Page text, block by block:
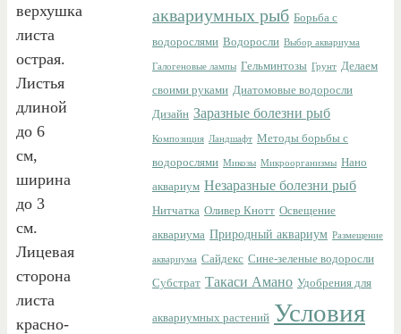
верхушка
листа
острая.
Листья
длиной
до 6
см,
ширина
до 3
см.
Лицевая
сторона
листа
красно-
аквариумных рыб Борьба с
водорослями Водоросли Выбор аквариума
Галогеновые лампы Гельминтозы Грунт Делаем
своими руками Диатомовые водоросли
Дизайн Заразные болезни рыб
Композиция Ландшафт Методы борьбы с
водорослями Микозы Микроорганизмы Нано
аквариум Незаразные болезни рыб
Нитчатка Оливер Кнотт Освещение
аквариума Природный аквариум Размещение
аквариума Сайдекс Сине-зеленые водоросли
Субстрат Такаси Амано Удобрения для
аквариумных растений Условия